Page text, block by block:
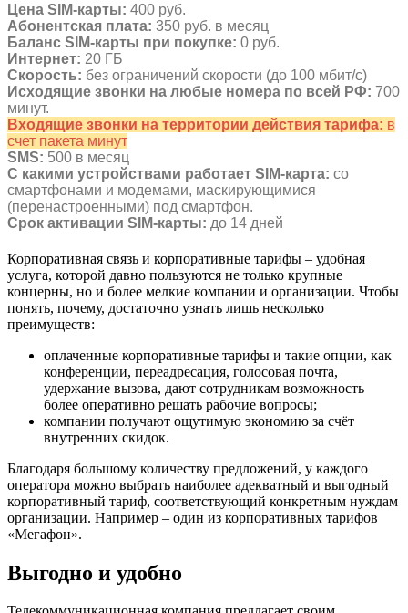
Цена SIM-карты: 400 руб.
Абонентская плата: 350 руб. в месяц
Баланс SIM-карты при покупке: 0 руб.
Интернет: 20 ГБ
Скорость: без ограничений скорости (до 100 мбит/с)
Исходящие звонки на любые номера по всей РФ: 700
минут.
Входящие звонки на территории действия тарифа: в
счет пакета минут
SMS: 500 в месяц
С какими устройствами работает SIM-карта: со
смартфонами и модемами, маскирующимися
(перенастроенными) под смартфон.
Срок активации SIM-карты: до 14 дней
Корпоративная связь и корпоративные тарифы – удобная
услуга, которой давно пользуются не только крупные
концерны, но и более мелкие компании и организации. Чтобы
понять, почему, достаточно узнать лишь несколько
преимуществ:
оплаченные корпоративные тарифы и такие опции, как
конференции, переадресация, голосовая почта,
удержание вызова, дают сотрудникам возможность
более оперативно решать рабочие вопросы;
компании получают ощутимую экономию за счёт
внутренних скидок.
Благодаря большому количеству предложений, у каждого
оператора можно выбрать наиболее адекватный и выгодный
корпоративный тариф, соответствующий конкретным нуждам
организации. Например – один из корпоративных тарифов
«Мегафон».
Выгодно и удобно